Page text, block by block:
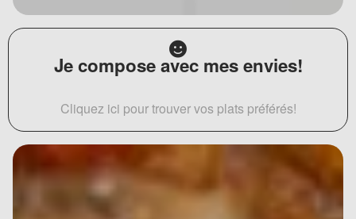
Je compose avec mes envies!
Cliquez ici pour trouver vos plats préférés!